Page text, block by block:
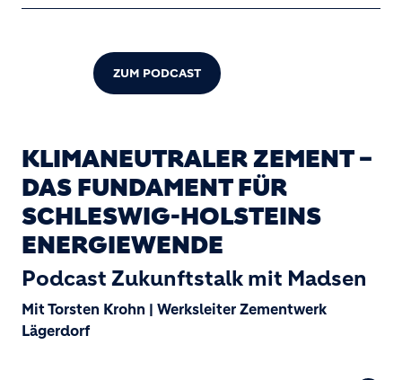
ZUM PODCAST
KLIMANEUTRALER ZEMENT –
DAS FUNDAMENT FÜR
SCHLESWIG-HOLSTEINS
ENERGIEWENDE
Podcast Zukunftstalk mit Madsen
Mit Torsten Krohn | Werksleiter Zementwerk
Lägerdorf